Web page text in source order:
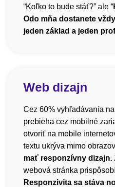
“Koľko to bude stáť?” ale “
Odo mňa dostanete
jeden základ a jeden
Web dizajn
Cez 60% vyhľadávania
prebieha cez mobilné
otvoriť na mobile
textu ukrýva mimo
mať responzívny dizajn.
webová stránka
Responzivita sa stáva